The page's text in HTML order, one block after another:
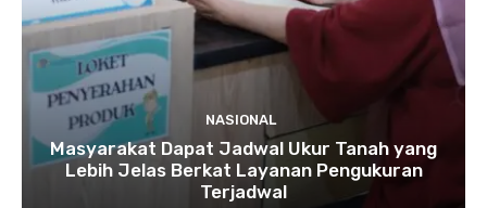
NASIONAL
Masyarakat Dapat Jadwal Ukur Tanah yang
Lebih Jelas Berkat Layanan Pengukuran
Terjadwal